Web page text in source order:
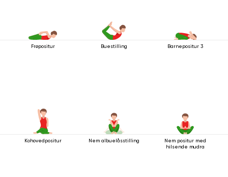
Frøpositur Buestilling Barnepositur 3
Kohovedpositur Nem albuelåsstilling
Nem positur med
hilsende mudra